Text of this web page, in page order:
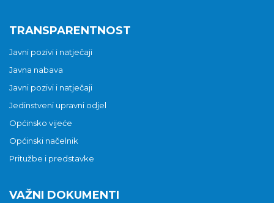
TRANSPARENTNOST
Javni pozivi i natječaji
Javna nabava
Javni pozivi i natječaji
Jedinstveni upravni odjel
Općinsko vijeće
Općinski načelnik
Pritužbe i predstavke
VAŽNI DOKUMENTI